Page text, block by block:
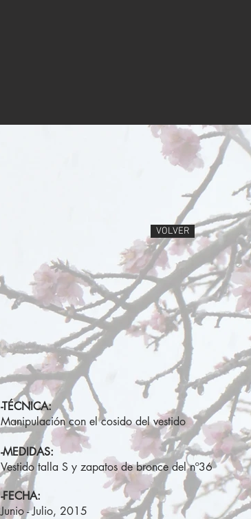
VOLVER
-TÉCNICA:
Manipulación con el cosido del vestido
-MEDIDAS:
Vestido talla S y zapatos de bronce del nº36
-FECHA:
Junio - Julio, 2015